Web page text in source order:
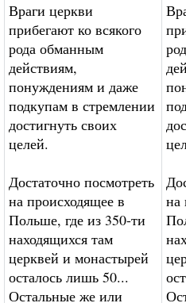
Враги церкви
прибегают ко всякого
рода обманным
действиям,
понуждениям и даже
подкупам в стремлении
достигнуть своих
целей.
Достаточно посмотреть
на происходящее в
Польше, где из 350-ти
находящихся там
церквей и монастырей
осталось лишь 50...
Остальные же или
на